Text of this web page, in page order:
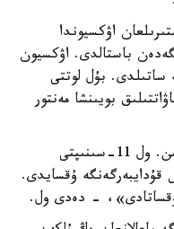
اۋكسيوندا
لوتتىڭ باعاسى 500000 تەڭگەدەن باستالدى. اۋكسيون
2000000 تەڭگەگە ساتىلدى. بۇل لوتتى
بويىنشا مەنتور
«مەن بۇل كوستيۋمدى ىنىمە سىيلايمىن. ول 11-سىنىپتى
ۇقسايدى.
ۇقساتادى»، - دەدى ول.